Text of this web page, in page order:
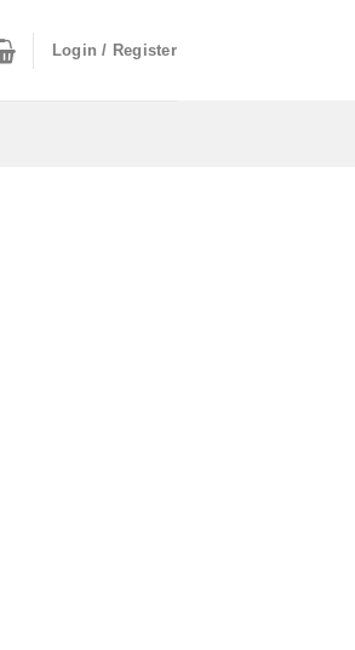
Login / Register